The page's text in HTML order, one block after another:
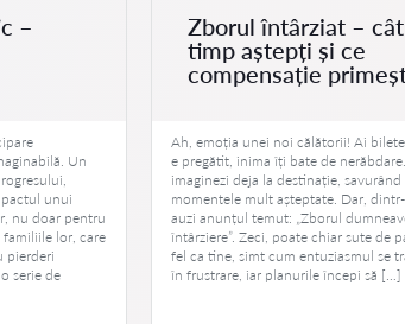
–
Un
unui
nu doar pentru
lor, care
pierderi
serie de
Zborul întârziat – cât
timp aștepți și ce
compensație
Ah, emoția unei noi călătorii! Ai
e pregătit, inima îți bate de
imaginezi deja la destinație, savurând
momentele mult așteptate. Dar,
auzi anunțul temut: „Zborul
întârziere”. Zeci, poate chiar sute de
fel ca tine, simt cum entuziasmul se
în frustrare, iar planurile începi să […]